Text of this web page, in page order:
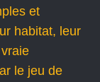
et
habitat, leur
le jeu de